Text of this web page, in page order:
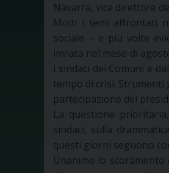
Navarra, vice direttore
Molti i temi affrontati
sociale – e più volte
inviata nel mese di
i sindaci dei Comuni e
tempo di crisi. Strumenti
partecipazione del
La questione
sindaci, sulla
questi giorni seguono
Unanime lo